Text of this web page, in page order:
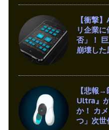
【衝撃
リ企業
否」！
崩壊した
【悲報
Ultra』
か！ カ
つ」次世